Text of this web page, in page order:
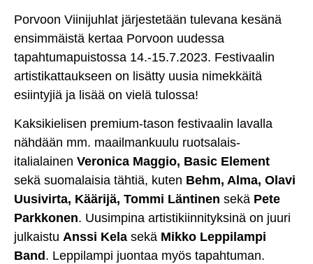
Porvoon Viinijuhlat järjestetään tulevana kesänä
ensimmäistä kertaa Porvoon uudessa
tapahtumapuistossa 14.-15.7.2023. Festivaalin
artistikattaukseen on lisätty uusia nimekkäitä
esiintyjiä ja lisää on vielä tulossa!
Kaksikielisen premium-tason festivaalin lavalla
nähdään mm. maailmankuulu ruotsalais-
italialainen Veronica Maggio, Basic Element
sekä suomalaisia tähtiä, kuten Behm, Alma, Olavi
Uusivirta, Käärijä, Tommi Läntinen sekä Pete
Parkkonen. Uusimpina artistikiinnityksinä on juuri
julkaistu Anssi Kela sekä Mikko Leppilampi
Band . Leppilampi juontaa myös tapahtuman.